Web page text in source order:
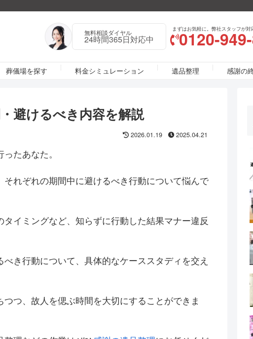
無料相談ダイヤル
24時間365日対応中
まずはお気軽に。弊社スタッフが対
0120-
葬儀場を探す 料金シミュレーション 遺品整理 感謝の
避けるべき内容を解説
2026.01.19 2025.04.21
たあなた。
れぞれの期間中に避けるべき行動について悩んで
イミングなど、知らずに行動した結果マナー違反
き行動について、具体的なケーススタディを交え
つ、故人を偲ぶ時間を大切にすることができま